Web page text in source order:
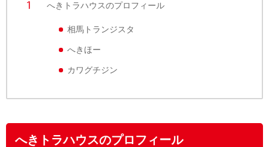
へきトラハウスのプロフィール
相馬トランジスタ
へきほー
カワグチジン
へきトラハウスのプロフィール